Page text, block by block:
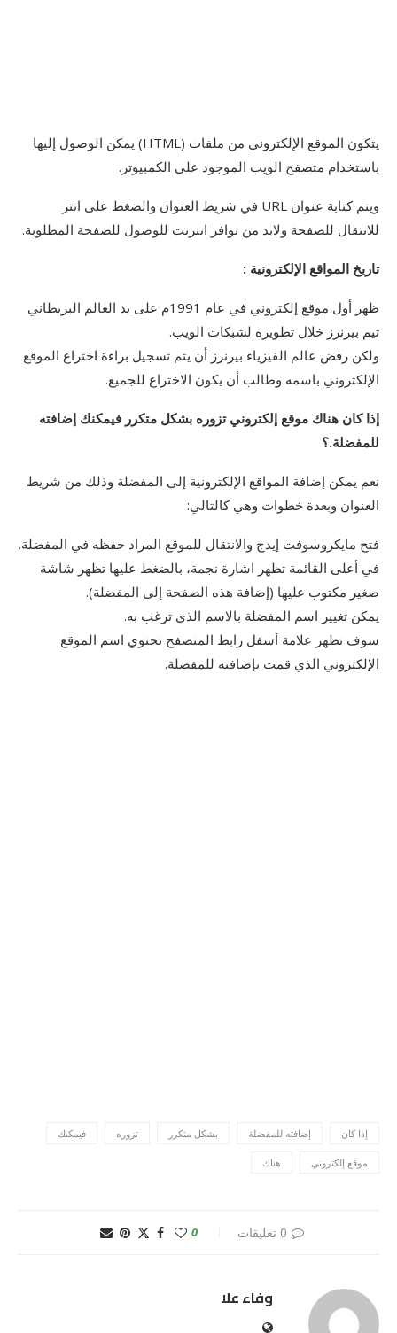
يتكون الموقع الإلكتروني من ملفات (HTML) يمكن الوصول إليها
باستخدام متصفح الويب الموجود على الكمبيوتر.
ويتم كتابة عنوان URL في شريط العنوان والضغط على انتر
للانتقال للصفحة ولابد من توافر انترنت للوصول للصفحة المطلوبة.
تاريخ المواقع الإلكترونية :
ظهر أول موقع إلكتروني في عام 1991م على يد العالم البريطاني
تيم بيرنرز خلال تطويره لشبكات الويب.
ولكن رفض عالم الفيزياء بيرنرز أن يتم تسجيل براءة اختراع الموقع
الإلكتروني باسمه وطالب أن يكون الاختراع للجميع.
إذا كان هناك موقع إلكتروني تزوره بشكل متكرر فيمكنك إضافته
للمفضلة.؟
نعم يمكن إضافة المواقع الإلكترونية إلى المفضلة وذلك من شريط
العنوان وبعدة خطوات وهي كالتالي:
فتح مايكروسوفت إيدج والانتقال للموقع المراد حفظه في المفضلة.
في أعلى القائمة تظهر اشارة نجمة، بالضغط عليها تظهر شاشة
صغير مكتوب عليها (إضافة هذه الصفحة إلى المفضلة).
يمكن تغيير اسم المفضلة بالاسم الذي ترغب به.
سوف تظهر علامة أسفل رابط المتصفح تحتوي اسم الموقع
الإلكتروني الذي قمت بإضافته للمفضلة.
إذا كان إضافته للمفضلة بشكل متكرر تزوره فيمكنك
موقع إلكتروني هناك
0 تعليقات 0
وفاء علا